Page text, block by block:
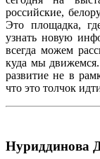
российские,
Это площадка,
узнать новую
всегда можем
куда мы
развитие не в
что это толчок
Нуриддинова